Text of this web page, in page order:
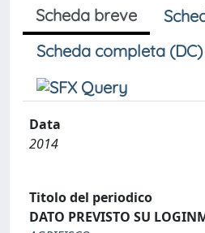
Scheda breve
Scheda completa (DC)
Data
2014
Titolo del periodico
DATO PREVISTO SU